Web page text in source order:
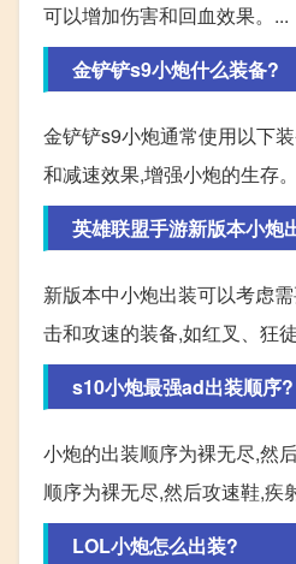
可以增加伤害和回血效果。...
金铲铲s9小炮什么装备?
金铲铲s9小炮通常使用以下
和减速效果,增强小炮的生存。
英雄联盟手游新版本小炮
新版本中小炮出装可以考虑
击和攻速的装备,如红叉、狂徒
s10小炮最强ad出装顺序?
小炮的出装顺序为裸无尽,然
顺序为裸无尽,然后攻速鞋,疾射
LOL小炮怎么出装?